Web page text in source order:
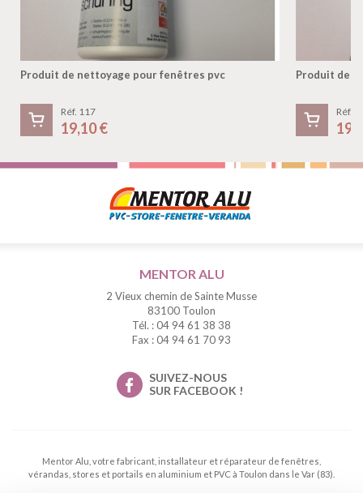
Produit de nettoyage pour fenêtres pvc
Réf. 117
19,10 €
Produit de
Réf.
MENTOR ALU
2 Vieux chemin de Sainte Musse
83100 Toulon
Tél. : 04 94 61 38 38
Fax : 04 94 61 70 93
SUIVEZ-NOUS
SUR FACEBOOK !
Mentor Alu, votre fabricant, installateur et réparateur de fenêtres,
vérandas, stores et portails en aluminium et PVC à Toulon dans le Var (83).